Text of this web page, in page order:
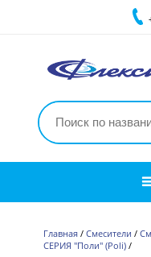
Главная/ Смесители /
СЕРИЯ "Поли" (Poli)/